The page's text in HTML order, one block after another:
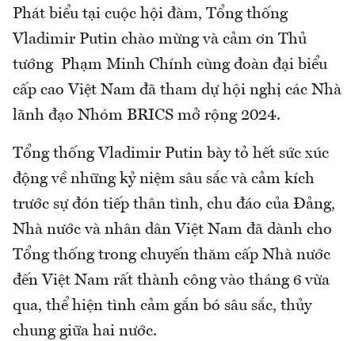
Phát biểu tại cuộc hội đàm, Tổng thống
Vladimir Putin chào mừng và cảm ơn Thủ
tướng Phạm Minh Chính cùng đoàn đại biểu
cấp cao Việt Nam đã tham dự hội nghị các Nhà
lãnh đạo Nhóm BRICS mở rộng 2024.
Tổng thống Vladimir Putin bày tỏ hết sức xúc
động về những kỷ niệm sâu sắc và cảm kích
trước sự đón tiếp thân tình, chu đáo của Đảng,
Nhà nước và nhân dân Việt Nam đã dành cho
Tổng thống trong chuyến thăm cấp Nhà nước
đến Việt Nam rất thành công vào tháng 6 vừa
qua, thể hiện tình cảm gắn bó sâu sắc, thủy
chung giữa hai nước.